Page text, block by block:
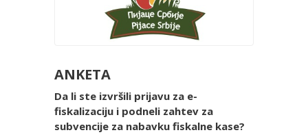
ANKETA
Da li ste izvršili prijavu za e-
fiskalizaciju i podneli zahtev za
subvencije za nabavku fiskalne kase?